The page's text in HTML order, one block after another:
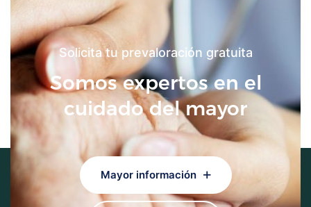
Solicita tu prevaloración gratuita
Somos expertos en el
cuidado del mayor
Mayor información